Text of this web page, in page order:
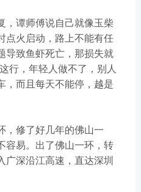
，谭师傅说自己就像玉柴
点火启动，路上不能有任
导致鱼虾死亡，那损失就
行，年轻人做不了，别人
，而且每天不能停，越是
，修了好几年的佛山一
容易。出了佛山一环，转
广深沿江高速，直达深圳